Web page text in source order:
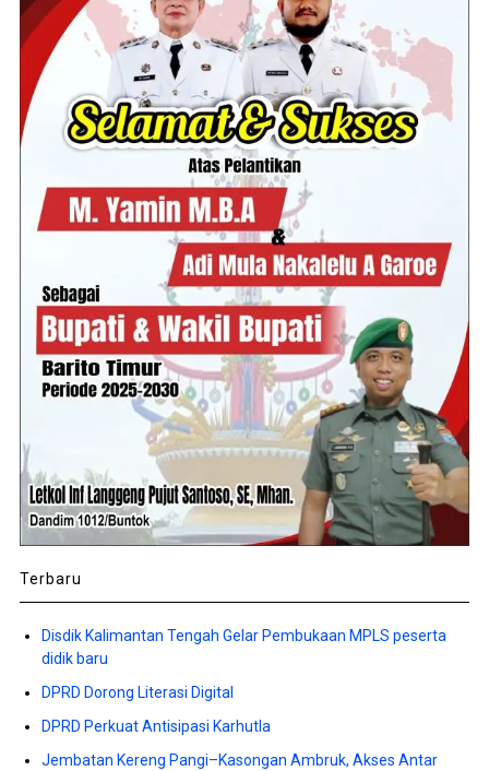
Terbaru
Disdik Kalimantan Tengah Gelar Pembukaan MPLS peserta
didik baru
DPRD Dorong Literasi Digital
DPRD Perkuat Antisipasi Karhutla
Jembatan Kereng Pangi–Kasongan Ambruk, Akses Antar